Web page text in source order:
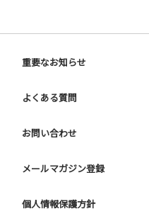
重要なお知らせ
よくある質問
お問い合わせ
メールマガジン登録
個人情報保護方針